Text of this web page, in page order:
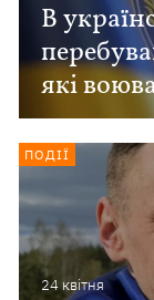
В
які
24 квiтня
ПОДІЇ